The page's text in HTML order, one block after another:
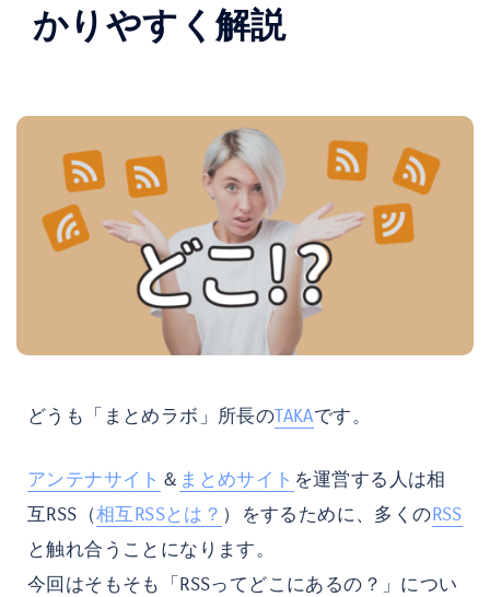
かりやすく解説
どうも「まとめラボ」所長のTAKAです。
アンテナサイト ＆ まとめサイト を運営する人は相
互RSS（相互RSSとは？ ）をするために、多くのRSS
と触れ合うことになります。
今回はそもそも「RSSってどこにあるの？」につい